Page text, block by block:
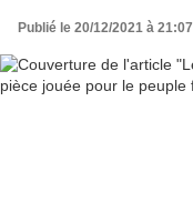
Publié le 20/12/2021 à 21:07